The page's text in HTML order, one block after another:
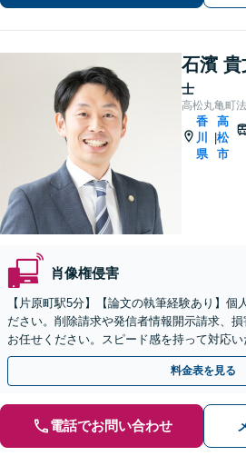
談可】【
石濱 貴
士
高松丸亀町
香
川
県
高
松
市
肖像権侵害
【片原町駅5分】【論文の執筆経験あり】個
ださい。削除請求や発信者情報開示請求、損
お任せください。スピード感を持って対応い
らず加害者のご相談も可能です【夜間・休
料金表を見る
電話でお問い合わせ